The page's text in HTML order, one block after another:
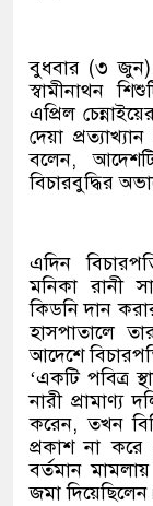
বুধবার (৩ জুন)
স্বামীনাথন
এপ্রিল
দেয়া
বলেন,
বিচারবুদ্ধির
এদিন
মনিকা রানী
কিডনি দান
হাসপাতালে
আদেশে
‘একটি পবিত্র
নারী প্রামাণ্য
করেন, তখন
প্রকাশ না করে
বর্তমান
জমা দিয়েছিলেন।